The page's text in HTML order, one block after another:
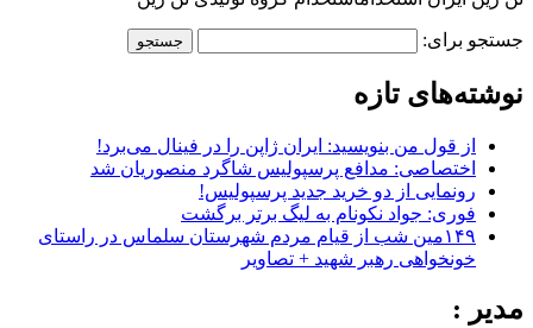
جستجو برای:
نوشته‌های تازه
از قول من بنویسید: ایران ژاپن را در فینال می‌برد!
اختصاصی: مدافع پرسپولیس شاگرد منصوریان شد
رونمایی از دو خرید جدید پرسپولیس!
فوری: جواد نکونام به لیگ برتر برگشت
۱۴۹مین شب از قیام مردم شهرستان سلماس در راستای
خونخواهی رهبر شهید + تصاویر
مدیر :